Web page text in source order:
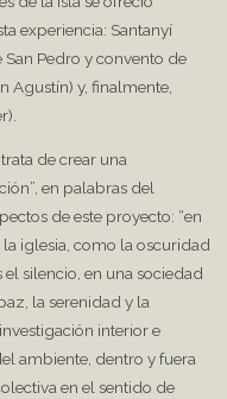
experiencia: Santanyí
Pedro y convento de
Agustín) y, finalmente,
de crear una
en palabras del
de este proyecto: “en
iglesia, como la oscuridad
silencio, en una sociedad
la serenidad y la
interior e
ambiente, dentro y fuera
en el sentido de